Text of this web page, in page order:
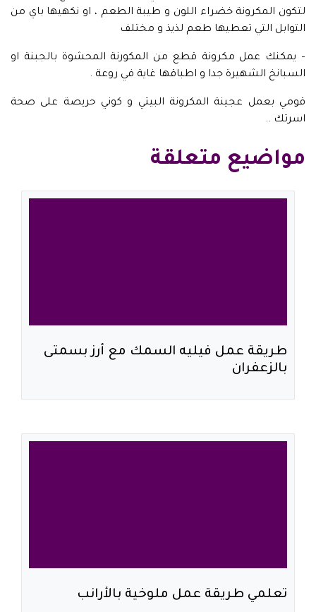
لتكون المكرونة خضراء اللون و طيبة الطعم ، او نكهيها باي من
التوابل التي تعطيها طعم لذيذ و مختلف
– يمكنك عمل مكرونة قطع من المكورنة المحشوة بالجبنة او
السبانخ الشهيرة جدا و اطباقها غاية في روعة .
قومي بعمل عجينة المكرونة البيتي و كوني حريصة على صحة
اسرتك ..
مواضيع متعلقة
طريقة عمل فيليه السمك مع أرز بسمتى
بالزعفران
تعلمي طريقة عمل ملوخية بالأرانب